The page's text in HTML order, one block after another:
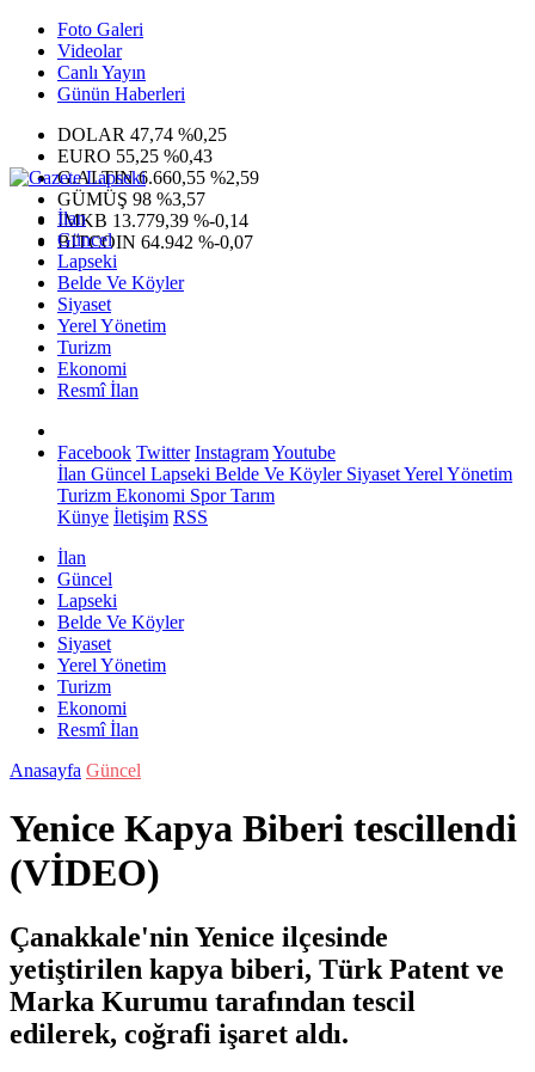
Foto Galeri
Videolar
Canlı Yayın
Günün Haberleri
DOLAR 47,74 %0,25
EURO 55,25 %0,43
G.ALTIN6.660,55 %2,59
GÜMÜŞ 98 %3,57
IMKB 13.779,39 %-0,14
BITCOIN 64.942 %-0,07
İlan
Güncel
Lapseki
Belde Ve Köyler
Siyaset
Yerel Yönetim
Turizm
Ekonomi
Resmî İlan
Facebook Twitter InstagramYoutube
İlan Güncel Lapseki Belde Ve KöylerSiyasetYerel Yönetim
Turizm Ekonomi SporTarım
Künye İletişim RSS
İlan
Güncel
Lapseki
Belde Ve Köyler
Siyaset
Yerel Yönetim
Turizm
Ekonomi
Resmî İlan
Anasayfa Güncel
Yenice Kapya Biberi tescillendi
(VİDEO)
Çanakkale'nin Yenice ilçesinde
yetiştirilen kapya biberi, Türk Patent ve
Marka Kurumu tarafından tescil
edilerek, coğrafi işaret aldı.